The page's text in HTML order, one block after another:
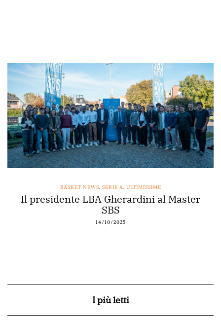
BASKET NEWS, SERIE A, ULTIMISSIME
Il presidente LBA Gherardini al Master
SBS
14/10/2025
I più letti